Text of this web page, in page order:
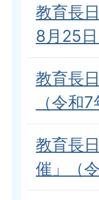
教育長
8月25日
教育長
（令和
教育長
催」（